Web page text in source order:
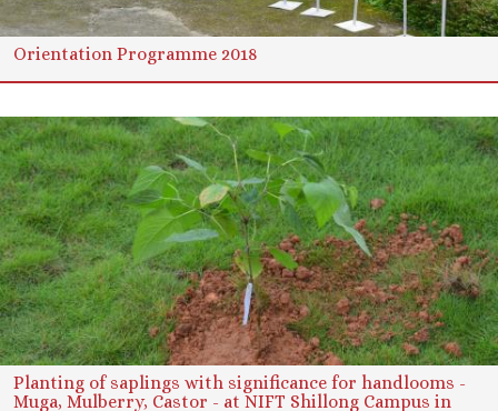
Orientation Programme 2018
Planting of saplings with significance for handlooms -
Muga, Mulberry, Castor - at NIFT Shillong Campus in